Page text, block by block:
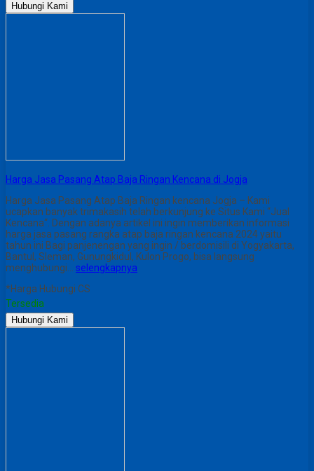
Hubungi Kami
Harga Jasa Pasang Atap Baja Ringan Kencana di Jogja
Harga Jasa Pasang Atap Baja Ringan kencana Jogja – Kami
ucapkan banyak trimakasih telah berkunjung ke Situs Kami “Jual
Kencana“. Dengan adanya artikel ini ingin memberikan informasi
harga jasa pasang rangka atap baja ringan kencana 2024 yaitu
tahun ini Bagi panjenengan yang ingin / berdomisili di Yogyakarta,
Bantul, Sleman, Gunungkidul, Kulon Progo, bisa langsung
menghubungi… selengkapnya
*Harga Hubungi CS
Tersedia
Hubungi Kami